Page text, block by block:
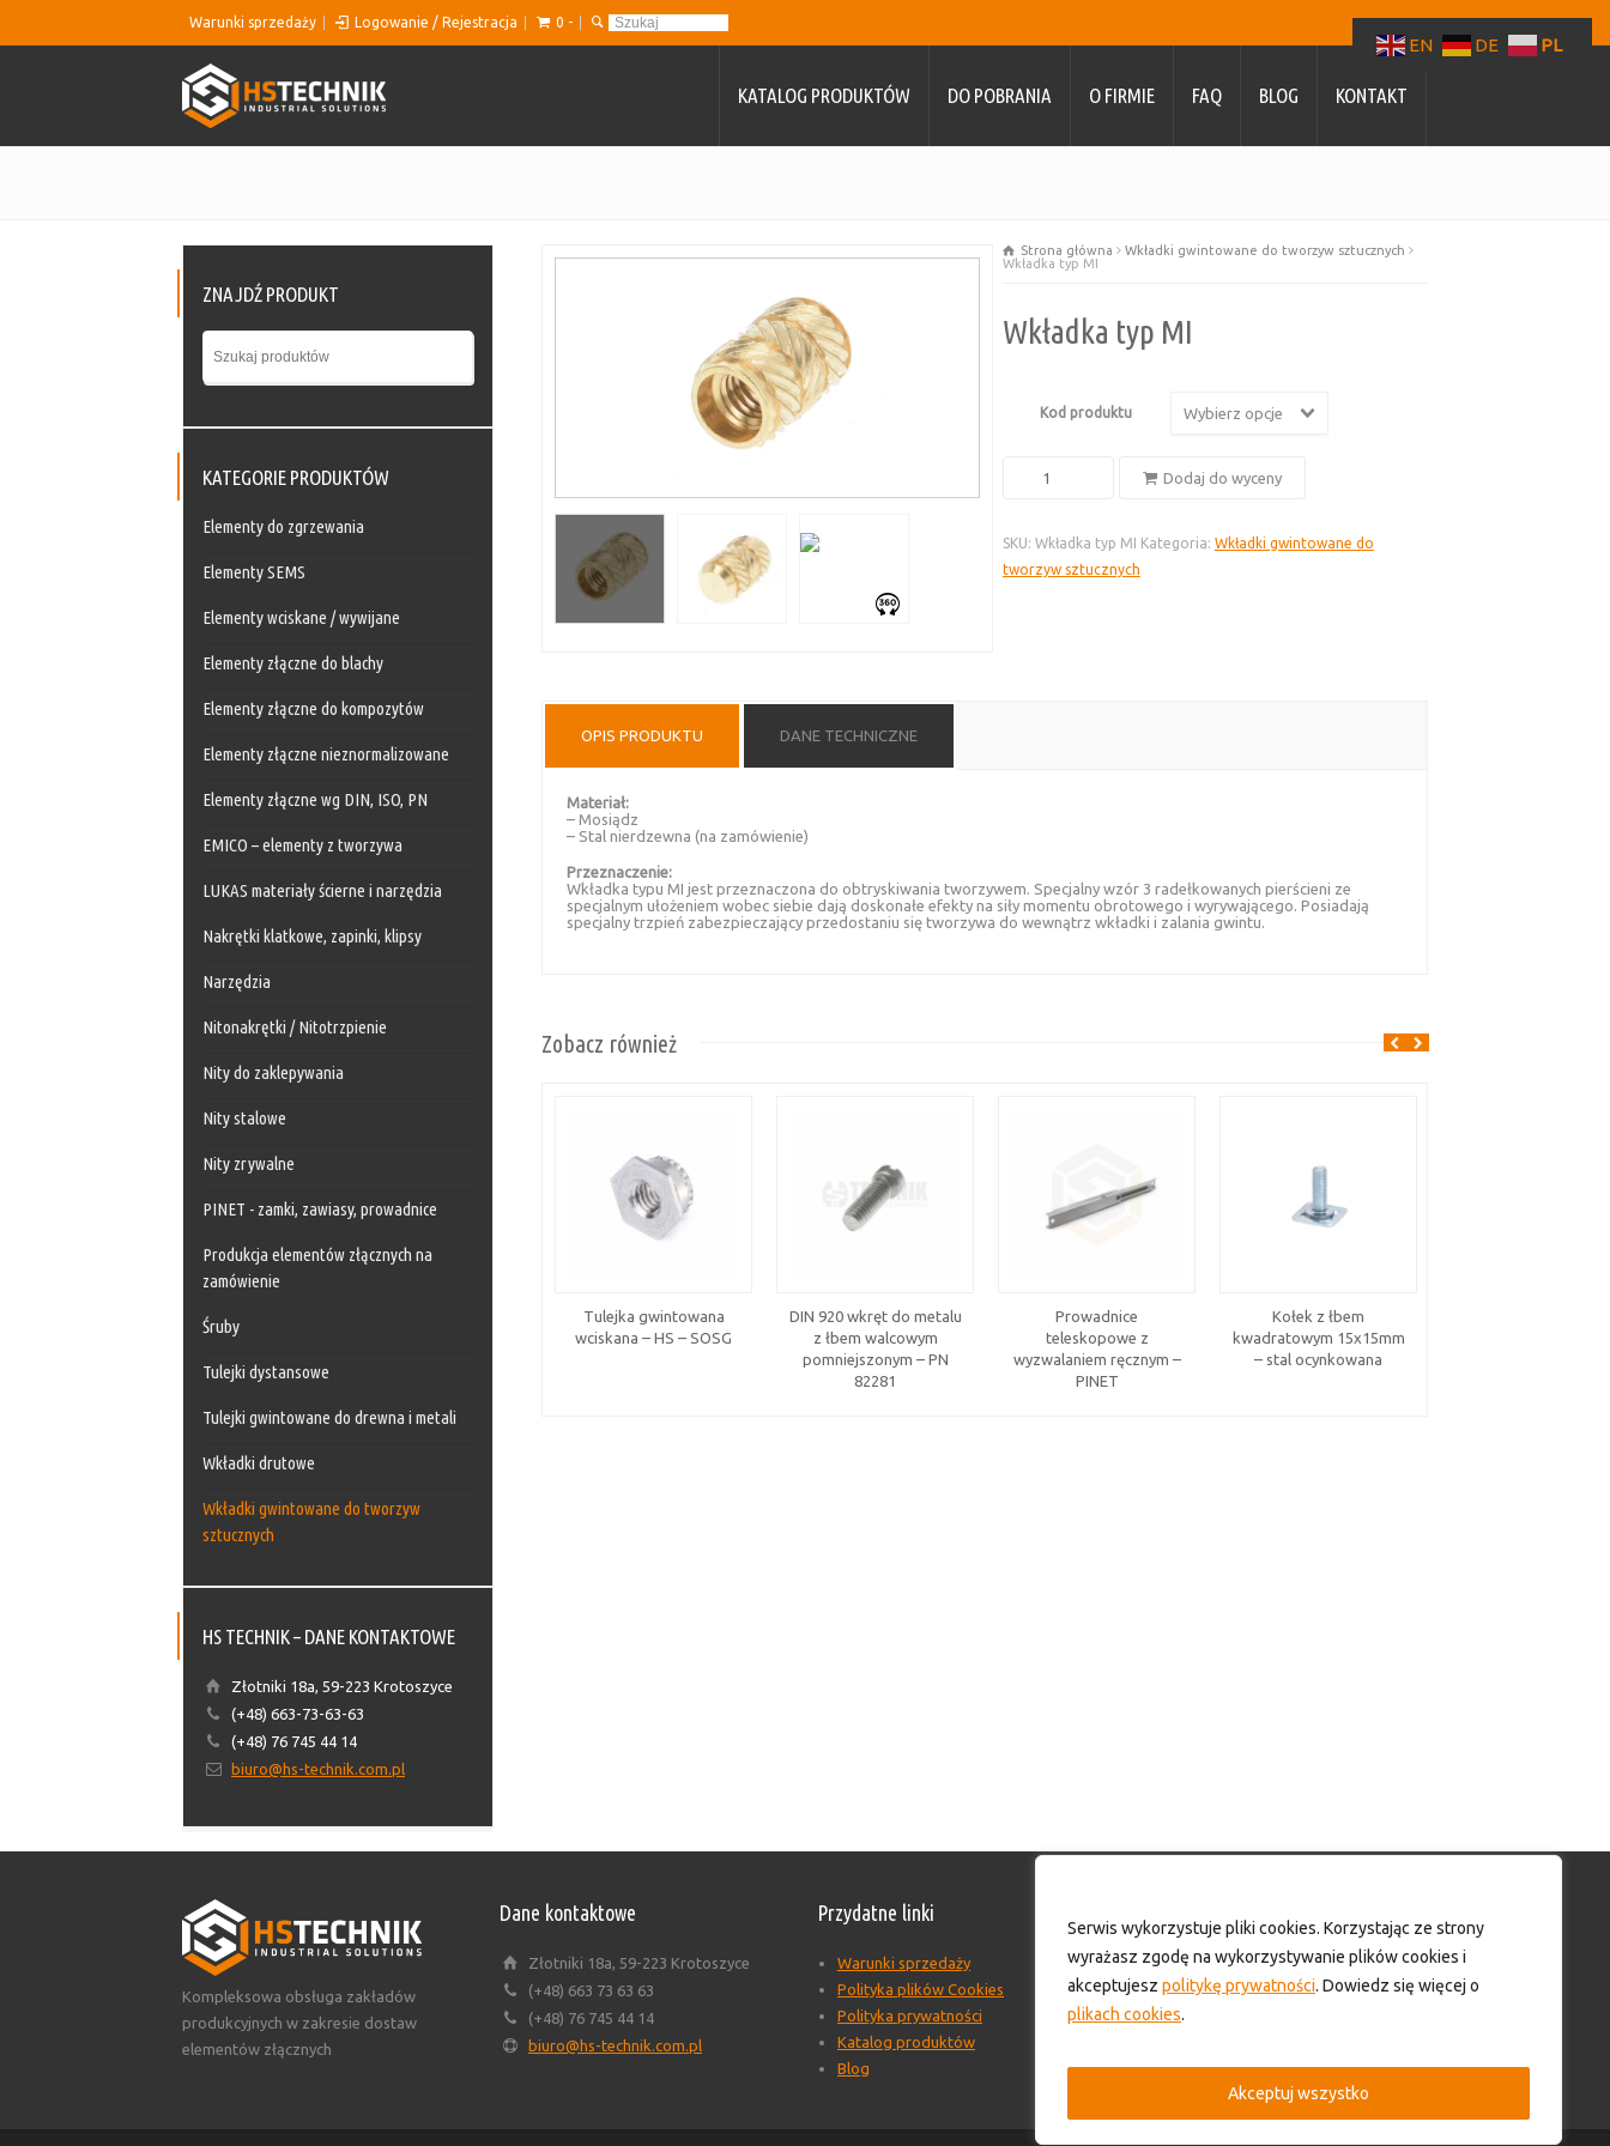
Serwis wykorzystuje pliki cookies. Korzystając ze strony
wyrażasz zgodę na wykorzystywanie plików cookies i
akceptujesz politykę prywatności. Dowiedz się więcej o
plikach cookies.
Akceptuj wszystko
Warunki sprzedaży Logowanie / Rejestracja 0 -
KATALOG PRODUKTÓW DO POBRANIA O FIRMIE FAQ BLOG KONTAKT
Strona główna
Wkładki gwintowane do tworzyw sztucznych
Wkładka typ MI
Wkładka typ MI
Kod produktu Wybierz opcje
MI
Dodaj do wyceny
SKU: Wkładka typ MI Kategoria: Wkładki gwintowane do
tworzyw sztucznych
OPIS PRODUKTU DANE TECHNICZNE
Materiał:
– Mosiądz
– Stal nierdzewna (na zamówienie)
Przeznaczenie:
Wkładka typu MI jest przeznaczona do obtryskiwania tworzywem. Specjalny wzór 3 radełkowanych pierścieni ze
specjalnym ułożeniem wobec siebie dają doskonałe efekty na siły momentu obrotowego i wyrywającego. Posiadają
specjalny trzpień zabezpieczający przedostaniu się tworzywa do wewnątrz wkładki i zalania gwintu.
Zobacz również
Tulejka gwintowana
wciskana – HS – SOSG
DIN 920 wkręt do metalu
z łbem walcowym
pomniejszonym – PN
82281
Prowadnice
teleskopowe z
wyzwalaniem ręcznym –
PINET
Kołek z łbem
kwadratowym 15x15mm
– stal ocynkowana
ZNAJDŹ PRODUKT
KATEGORIE PRODUKTÓW
Elementy do zgrzewania
Elementy SEMS
Elementy wciskane / wywijane
Elementy złączne do blachy
Elementy złączne do kompozytów
Elementy złączne nieznormalizowane
Elementy złączne wg DIN, ISO, PN
EMICO – elementy z tworzywa
LUKAS materiały ścierne i narzędzia
Nakrętki klatkowe, zapinki, klipsy
Narzędzia
Nitonakrętki / Nitotrzpienie
Nity do zaklepywania
Nity stalowe
Nity zrywalne
PINET - zamki, zawiasy, prowadnice
Produkcja elementów złącznych na
zamówienie
Śruby
Tulejki dystansowe
Tulejki gwintowane do drewna i metali
Wkładki drutowe
Wkładki gwintowane do tworzyw
sztucznych
HS TECHNIK – DANE KONTAKTOWE
Złotniki 18a, 59-223 Krotoszyce
(+48) 663-73-63-63
(+48) 76 745 44 14
biuro@hs-technik.com.pl
Kompleksowa obsługa zakładów
produkcyjnych w zakresie dostaw
elementów złącznych
Dane kontaktowe
Złotniki 18a, 59-223 Krotoszyce
(+48) 663 73 63 63
(+48) 76 745 44 14
biuro@hs-technik.com.pl
Przydatne linki
Warunki sprzedaży
Polityka plików Cookies
Polityka prywatności
Katalog produktów
Blog
Moje konto
Formularz wyceny produktów
Wyloguj
EN DE PL